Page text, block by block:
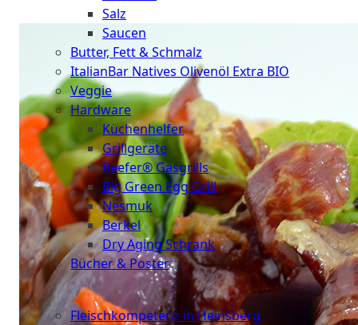
Salz
Saucen
Butter, Fett & Schmalz
ItalianBar Natives Olivenöl Extra BIO
Veggie
Hardware
Küchenhelfer
Grillgeräte
Beefer® Gasgrills
Big Green Egg Grill
Nesmuk
Berkel
Dry Aging Schrank
Bücher & Poster
Events
Fleischkompetenz in Heinsberg